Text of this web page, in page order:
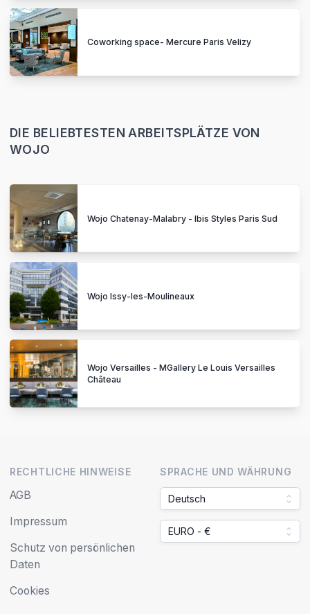
Coworking space- Mercure Paris Velizy
DIE BELIEBTESTEN ARBEITSPLÄTZE VON
WOJO
Wojo Chatenay-Malabry - Ibis Styles Paris Sud
Wojo Issy-les-Moulineaux
Wojo Versailles - MGallery Le Louis Versailles
Château
RECHTLICHE HINWEISE
AGB
Impressum
Schutz von persönlichen
Daten
Cookies
SPRACHE UND WÄHRUNG
Deutsch
EURO - €